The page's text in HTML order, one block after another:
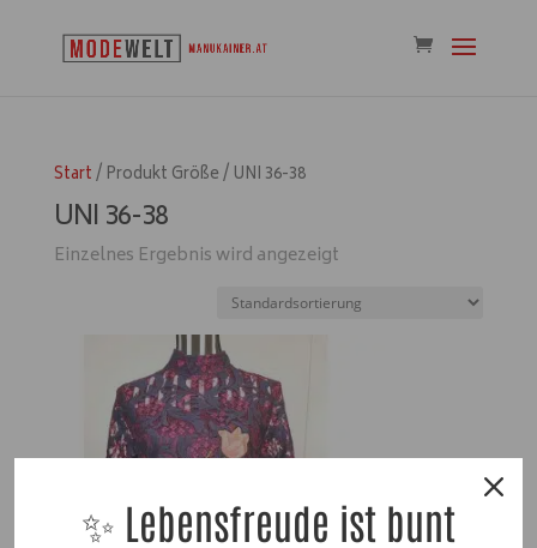
Start/ Produkt Größe / UNI 36-38
UNI 36-38
Einzelnes Ergebnis wird angezeigt
✨ Lebensfreude ist bunt